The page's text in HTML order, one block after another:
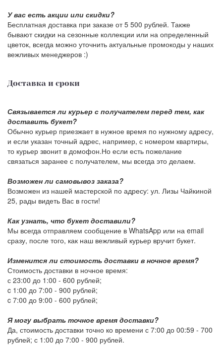
У вас есть акции или скидки?
Бесплатная доставка при заказе от 5 500 рублей. Также
бывают скидки на сезонные коллекции или на определенный
цветок, всегда можно уточнить актуальные промокоды у наших
вежливых менеджеров :)
Доставка и сроки
Связывается ли курьер с получателем перед тем, как
доставить букет?
Обычно курьер приезжает в нужное время по нужному адресу,
и если указан точный адрес, например, с номером квартиры,
то курьер звонит в домофон.Но если есть пожелание
связаться заранее с получателем, мы всегда это делаем.
Возможен ли самовывоз заказа?
Возможен из нашей мастерской по адресу: ул. Лизы Чайкиной
25, рады видеть Вас в гости!
Как узнать, что букет доставили?
Мы всегда отправляем сообщение в WhatsApp или на email
сразу, после того, как наш вежливый курьер вручит букет.
Изменится ли стоимость доставки в ночное время?
Стоимость доставки в ночное время:
с 23:00 до 1:00 - 600 рублей;
c 1:00 до 7:00 - 900 рублей;
c 7:00 до 9:00 - 600 рублей;
Я могу выбрать точное время доставки?
Да, стоимость доставки точно ко времени с 7:00 до 00:59 - 700
рублей; с 1:00 до 7:00 - 900 рублей.